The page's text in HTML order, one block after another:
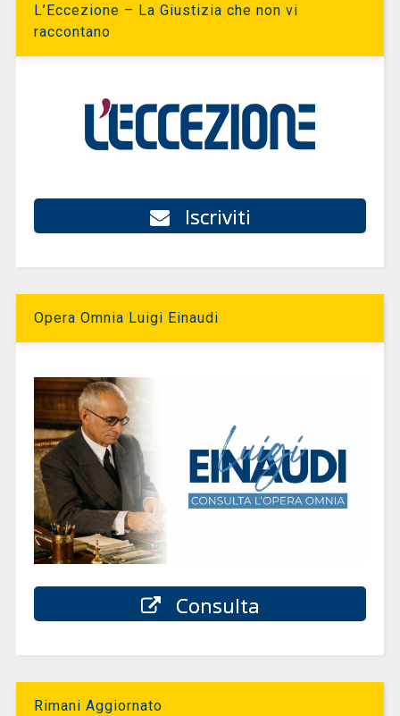
L’Eccezione – La Giustizia che non vi
raccontano
Iscriviti
Opera Omnia Luigi Einaudi
Consulta
Rimani Aggiornato